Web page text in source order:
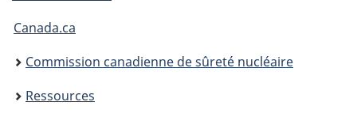
Vous
êtes
ici
Canada.ca
Commission canadienne de sûreté nucléaire
Ressources